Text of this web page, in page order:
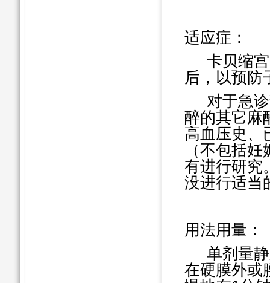
适应症：
卡贝缩
后，以预防
对于急
醉的其它麻
高血压史、
（不包括
有进行研究
没进行适当
用法用量：
单剂量
在硬膜外或